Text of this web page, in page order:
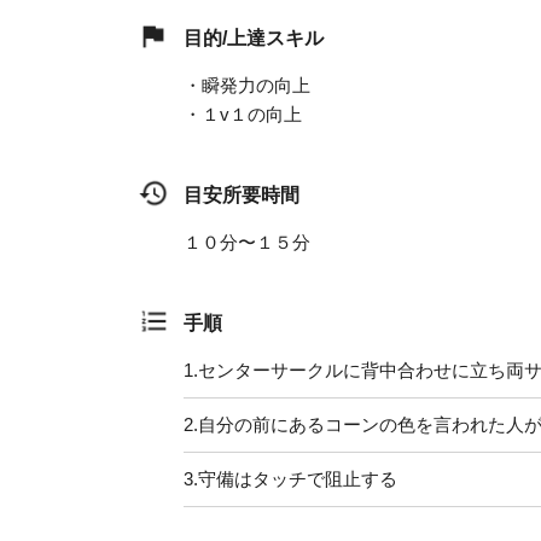
目的/上達スキル
・瞬発力の向上
・１v１の向上
目安所要時間
１０分〜１５分
手順
1.センターサークルに背中合わせに立ち両
2.自分の前にあるコーンの色を言われた人
3.守備はタッチで阻止する